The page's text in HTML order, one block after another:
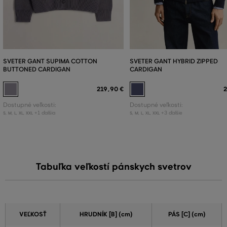
SVETER GANT SUPIMA COTTON
BUTTONED CARDIGAN
219,90 €
Dostupné veľkosti:
S M L XL XXL +1 ďalšia
SVETER GANT HYBRID ZIPPED
CARDIGAN
Dostupné veľkosti:
S M L XL XXL +3 ďalšie
Tabuľka veľkostí pánskych svetrov
VEĽKOSŤ HRUDNÍK [B] (cm) PÁS [C] (cm)